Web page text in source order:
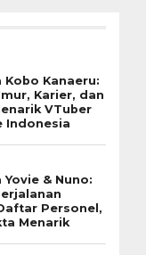
Kobo Kanaeru:
Karier, dan
VTuber
Indonesia
& Nuno:
Personel,
Menarik